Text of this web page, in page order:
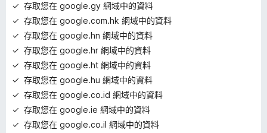
存取您在 google.gy 網域中的資料
存取您在 google.com.hk 網域中的資料
存取您在 google.hn 網域中的資料
存取您在 google.hr 網域中的資料
存取您在 google.ht 網域中的資料
存取您在 google.hu 網域中的資料
存取您在 google.co.id 網域中的資料
存取您在 google.ie 網域中的資料
存取您在 google.co.il 網域中的資料